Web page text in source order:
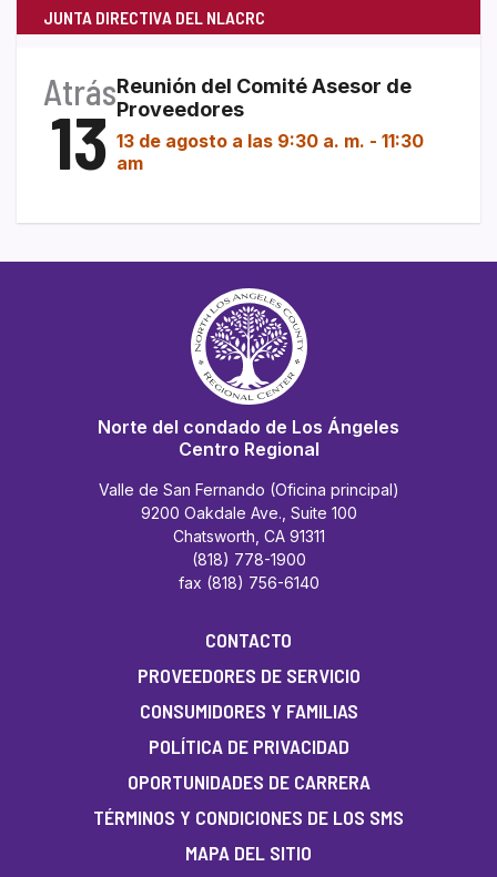
JUNTA DIRECTIVA DEL NLACRC
Atrás
13
Reunión del Comité Asesor de
Proveedores
13 de agosto a las 9:30 a. m. - 11:30
am
Norte del condado de Los Ángeles
Centro Regional
Valle de San Fernando (Oficina principal)
9200 Oakdale Ave., Suite 100
Chatsworth, CA 91311
(818) 778-1900
fax (818) 756-6140
CONTACTO
PROVEEDORES DE SERVICIO
CONSUMIDORES Y FAMILIAS
POLÍTICA DE PRIVACIDAD
OPORTUNIDADES DE CARRERA
TÉRMINOS Y CONDICIONES DE LOS SMS
MAPA DEL SITIO